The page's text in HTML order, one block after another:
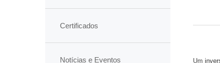
Certificados
Notícias e Eventos Um